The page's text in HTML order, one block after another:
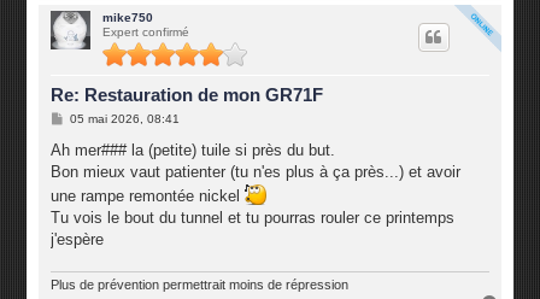
t
mike750
Expert confirmé
Re: Restauration de mon GR71F
M
s
a
e
05 mai 2026, 08:41
Ah mer### la (petite) tuile si près du but.
Bon mieux vaut patienter (tu n'es plus à ça près...) et avoir
une rampe remontée nickel
Tu vois le bout du tunnel et tu pourras rouler ce printemps
j'espère
Plus de prévention permettrait moins de répression